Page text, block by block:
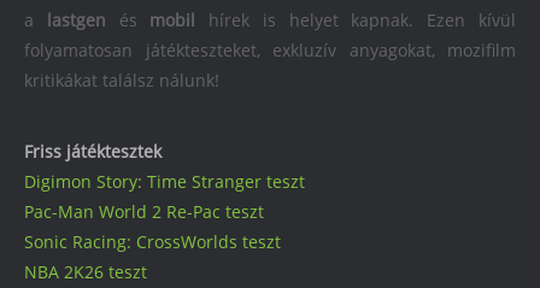
Friss játéktesztek
Digimon Story: Time Stranger teszt
Pac-Man World 2 Re-Pac teszt
Sonic Racing: CrossWorlds teszt
NBA 2K26 teszt
a lastgen és mobil hírek is helyet kapnak. Ezen kívül
folyamatosan játékteszteket, exkluzív anyagokat, mozifilm
kritikákat találsz nálunk!